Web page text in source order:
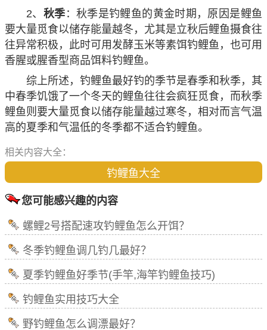
2、 秋季：秋季是钓鲤鱼的黄金时期，原因是鲤鱼
要大量觅食以储存能量越冬，尤其是立秋后鲤鱼摄食往
往异常积极，此时可用发酵玉米等素饵钓鲤鱼，也可用
香腥或腥香型商品饵料钓鲤鱼。
综上所述，钓鲤鱼最好钓的季节是春季和秋季，其
中春季饥饿了一个冬天的鲤鱼往往会疯狂觅食，而秋季
鲤鱼则要大量觅食以储存能量越过寒冬，相对而言气温
高的夏季和气温低的冬季都不适合钓鲤鱼。
相关内容大全：
钓鲤鱼大全
您可能感兴趣的内容
螺鲤2号搭配速攻钓鲤鱼怎么开饵？
冬季钓鲤鱼调几钓几最好？
夏季钓鲤鱼好季节(手竿,海竿钓鲤鱼技巧)
钓鲤鱼实用技巧大全
野钓鲤鱼怎么调漂最好？